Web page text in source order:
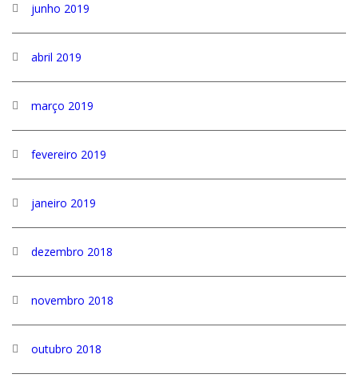
junho 2019
abril 2019
março 2019
fevereiro 2019
janeiro 2019
dezembro 2018
novembro 2018
outubro 2018